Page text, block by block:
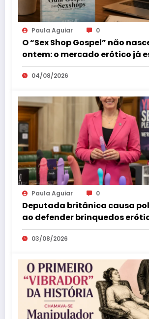
Paula Aguiar 0
O “Sex Shop Gospel” não
ontem: o mercado erótico já
esse consumidor há mais de
década
04/08/2026
Paula Aguiar 0
Deputada britânica causa
ao defender brinquedos
como parte da educação
03/08/2026